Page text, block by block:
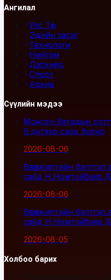
Ангилал
Улс Төр
Эдийн засаг
Технологи
Нийгэм
Дэлхийд
Спорт
Архив
Сүүлийн мэдээ
Монгол-Хятадын
9 дүгээр сард болно
2026-08-06
Өвөлжилтийн
сайд Н.Номтойбаяр
2026-08-06
Өвөлжилтийн
сайд Н.Номтойбаяр
2026-08-05
Холбоо барих